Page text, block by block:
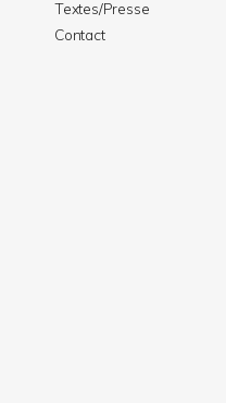
Textes/Presse
Contact